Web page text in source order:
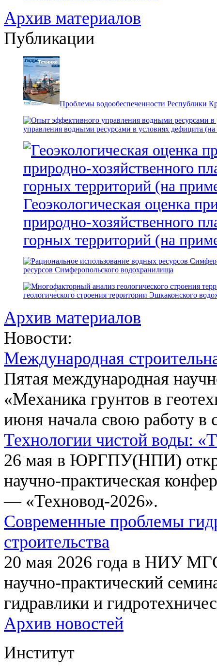
Архив материалов
Публикации
Проблемы водообеспеченности Республики
управления водными ресурсами в условиях дефицита
Геоэкологическая оценка
природно-хозяйственного
горных территорий (на
ресурсов Симферопольского водохранилища
геологического строения территории Эшкаконского
Архив материалов
Новости:
Международная
Пятая международная
«Механика грунтов в
июня начала свою работу в
Технологии чистой воды:
26 мая в ЮРГПУ(НПИ)
научно-практическая
— «Техновод-2026».
Современные проблемы
строительства
20 мая 2026 года в НИУ
научно-практический
гидравлики и
Архив новостей
Институт